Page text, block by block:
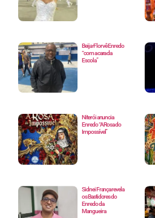
Beija-Flor vê Enredo
“com a cara da
Escola”
Niterói anuncia
Enredo “A Rosa do
Impossível”
Sidnei França revela
os Bastidores do
Enredo da
Mangueira